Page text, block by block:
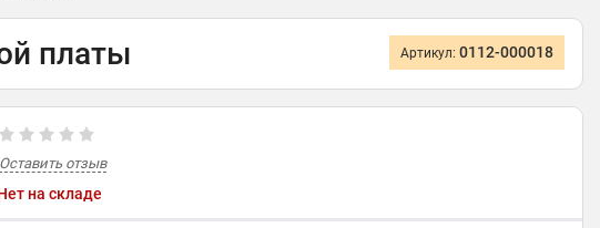
платы Артикул: 0112-000018
Оставить отзыв
на складе